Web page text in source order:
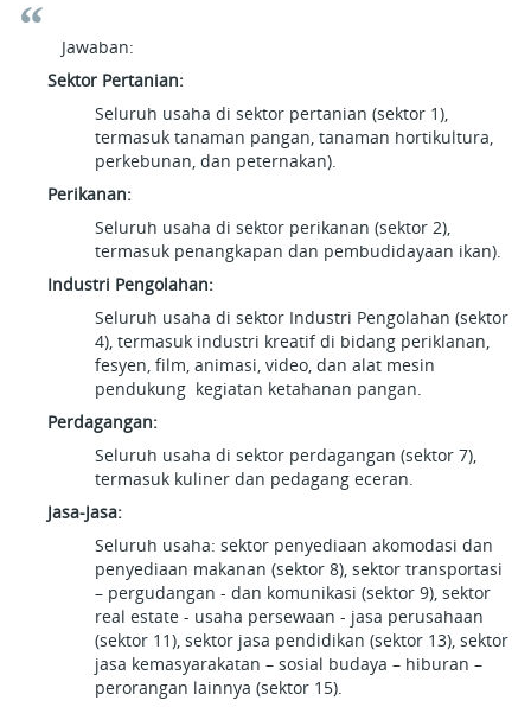
Jawaban:
Sektor Pertanian:
Seluruh usaha di sektor pertanian (sektor 1),
termasuk tanaman pangan, tanaman hortikultura,
perkebunan, dan peternakan).
Perikanan:
Seluruh usaha di sektor perikanan (sektor 2),
termasuk penangkapan dan pembudidayaan ikan).
Industri Pengolahan:
Seluruh usaha di sektor Industri Pengolahan (sektor
4), termasuk industri kreatif di bidang periklanan,
fesyen, film, animasi, video, dan alat mesin
pendukung kegiatan ketahanan pangan.
Perdagangan:
Seluruh usaha di sektor perdagangan (sektor 7),
termasuk kuliner dan pedagang eceran.
Jasa-Jasa:
Seluruh usaha: sektor penyediaan akomodasi dan
penyediaan makanan (sektor 8), sektor transportasi
– pergudangan - dan komunikasi (sektor 9), sektor
real estate - usaha persewaan - jasa perusahaan
(sektor 11), sektor jasa pendidikan (sektor 13), sektor
jasa kemasyarakatan – sosial budaya – hiburan –
perorangan lainnya (sektor 15).